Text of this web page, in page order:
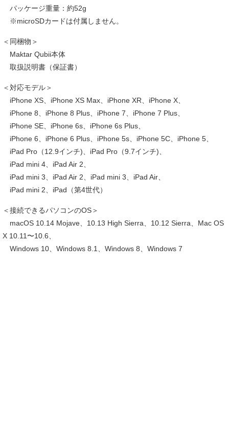
パッケージ重量：約52g
※microSDカードは付属しません。
＜同梱物＞
Maktar Qubii本体
取扱説明書（保証書）
＜対応モデル＞
iPhone XS、iPhone XS Max、iPhone XR、iPhone X、
iPhone 8、iPhone 8 Plus、iPhone 7、iPhone 7 Plus、
iPhone SE、iPhone 6s、iPhone 6s Plus、
iPhone 6、iPhone 6 Plus、iPhone 5s、iPhone 5C、iPhone 5、
iPad Pro（12.9インチ)、iPad Pro（9.7インチ)、
iPad mini 4、iPad Air 2、
iPad mini 3、iPad Air 2、iPad mini 3、iPad Air、
iPad mini 2、iPad（第4世代）
＜接続できるパソコンのOS＞
macOS 10.14 Mojave、10.13 High Sierra、10.12 Sierra、Mac OS
X 10.11〜10.6、
Windows 10、Windows 8.1、Windows 8、Windows 7